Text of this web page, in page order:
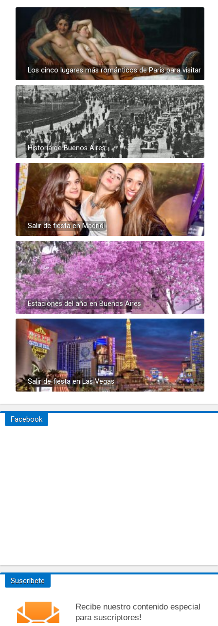
Los cinco lugares más románticos de París para visitar
Historia de Buenos Aires
Salir de fiesta en Madrid
Estaciones del año en Buenos Aires
Salir de fiesta en Las Vegas
Facebook
Suscríbete
Recibe nuestro contenido especial
para suscriptores!